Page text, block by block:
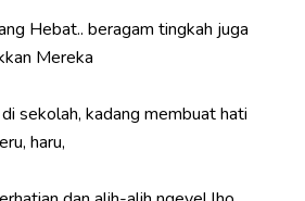
Hebat.. beragam tingkah juga
Mereka
sekolah, kadang membuat hati
haru,